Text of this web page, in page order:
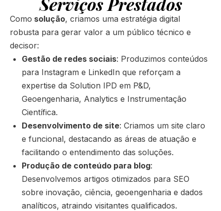
Como solução, criamos uma estratégia digital
robusta para gerar valor a um público técnico e
decisor:
Gestão de redes sociais: Produzimos conteúdos
para Instagram e LinkedIn que reforçam a
expertise da Solution IPD em P&D,
Geoengenharia, Analytics e Instrumentação
Científica.
Desenvolvimento de site: Criamos um site claro
e funcional, destacando as áreas de atuação e
facilitando o entendimento das soluções.
Produção de conteúdo para blog:
Desenvolvemos artigos otimizados para SEO
sobre inovação, ciência, geoengenharia e dados
analíticos, atraindo visitantes qualificados.